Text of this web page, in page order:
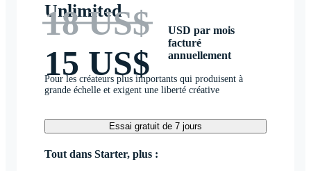
Unlimited
18 US$
15 US$
USD par mois
facturé
annuellement
Pour les créateurs plus importants qui produisent à
grande échelle et exigent une liberté créative
Essai gratuit de 7 jours
Tout dans Starter, plus :